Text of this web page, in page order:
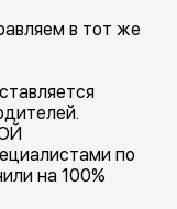
в тот же
по
на 100%